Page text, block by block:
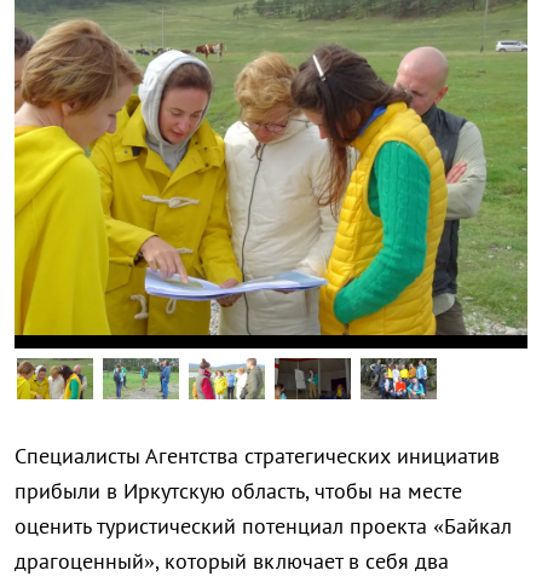
Специалисты Агентства стратегических инициатив
прибыли в Иркутскую область, чтобы на месте
оценить туристический потенциал проекта «Байкал
драгоценный», который включает в себя два